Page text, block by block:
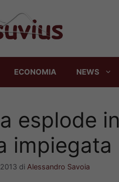
ECONOMIA NEWS
esplode
impiegata
di Alessandro Savoia